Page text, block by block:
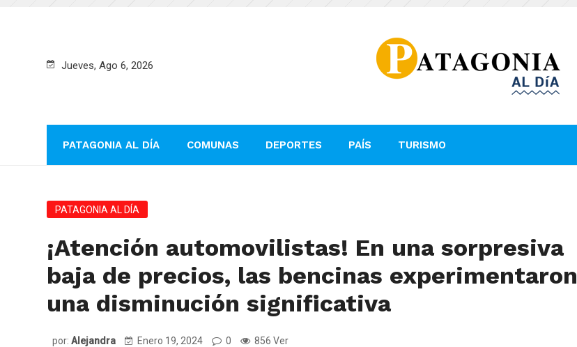
Jueves, Ago 6, 2026
PATAGONIA AL DÍA COMUNAS DEPORTES PAÍS TURISMO
PATAGONIA AL DÍA
¡Atención automovilistas! En una sorpresiva
baja de precios, las bencinas experimentaron
una disminución significativa
por: Alejandra Enero 19, 2024 0 856 Ver